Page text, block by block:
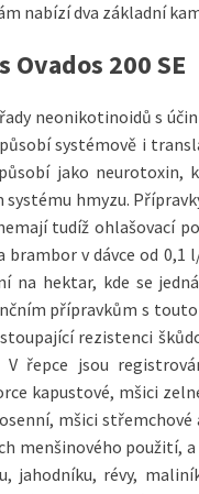
nabízí dva základní
Ovados 200 SE
neo­nikotinoidů s
systémově i
jako neurotoxin,
hmyzu.
tudíž ohlašovací
brambor v dávce od
na hektar, kde se
přípravkům s
rezistenci
V řepce jsou
kapustové, mšici
mšici
menšinového použití,
jahodníku, révy,